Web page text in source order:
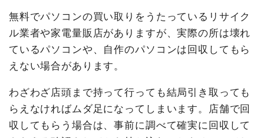
無料でパソコンの買い取りをうたっているリサイク
ル業者や家電量販店がありますが、実際の所は壊れ
ているパソコンや、自作のパソコンは回収してもら
えない場合があります。
わざわざ店頭まで持って行っても結局引き取っても
らえなければムダ足になってしまいます。店舗で回
収してもらう場合は、事前に調べて確実に回収して